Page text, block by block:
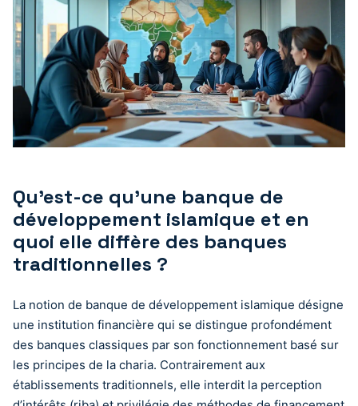
Qu’est-ce qu’une banque de
développement islamique et en
quoi elle diffère des banques
traditionnelles ?
La notion de banque de développement islamique désigne
une institution financière qui se distingue profondément
des banques classiques par son fonctionnement basé sur
les principes de la charia. Contrairement aux
établissements traditionnels, elle interdit la perception